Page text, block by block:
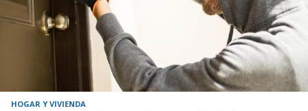
HOGAR Y VIVIENDA